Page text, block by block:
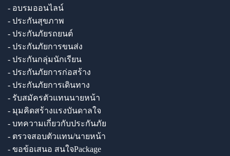
- อบรมออนไลน์
- ประกันสุขภาพ
- ประกันภัยรถยนต์
- ประกันภัยการขนส่ง
- ประกันกลุ่มนักเรียน
- ประกันภัยการก่อสร้าง
- ประกันภัยการเดินทาง
- รับสมัครตัวแทนนายหน้า
- มุมคิดสร้างแรงบันดาลใจ
- บทความเกี่ยวกับประกันภัย
- ตรวจสอบตัวแทน/นายหน้า
- ขอข้อเสนอ สนใจPackage